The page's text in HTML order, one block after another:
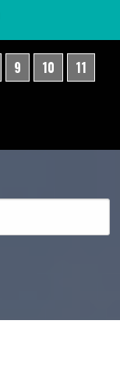
9 10 11